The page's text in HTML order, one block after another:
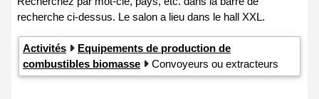
Activités
Equipements de production de
combustibles biomasse
Convoyeurs ou extracteurs